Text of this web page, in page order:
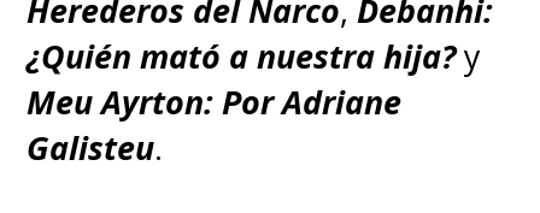
Herederos del Narco,Debanhi:
¿Quién mató a nuestra hija?y
Meu Ayrton: Por Adriane
Galisteu.